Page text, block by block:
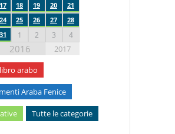
17 18 19 20
21
24 25 26 27
28
31 1 2 3 4
2016
2017
arabo
Araba Fenice
Tutte le categorie